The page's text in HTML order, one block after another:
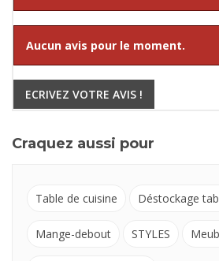
Aucun avis pour le moment.
ECRIVEZ VOTRE AVIS !
Craquez aussi pour
Table de cuisine Déstockage
Mange-debout STYLES